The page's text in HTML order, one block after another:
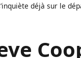
déjà sur le